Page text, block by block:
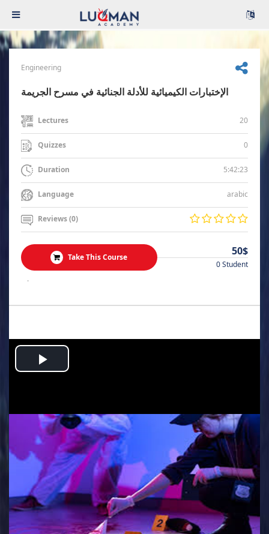
Engineering
الإختبارات الكيميائية للأدلة الجنائية في مسرح الجريمة
Lectures 20
Quizzes 0
Duration 5:42:23
Language arabic
Reviews (0)
Take This Course 50$
0 Student
.
Play